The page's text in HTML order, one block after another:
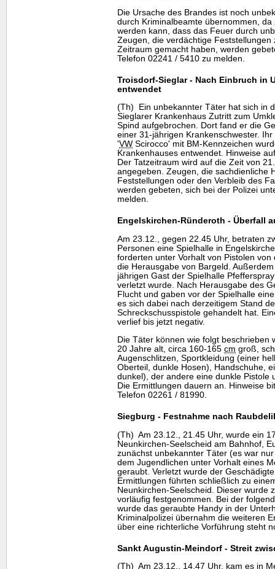
Die Ursache des Brandes ist noch
durch Kriminalbeamte übernommen,
werden kann, dass das Feuer durch
Zeugen, die verdächtige
Zeitraum gemacht haben, werden
Telefon 02241 / 5410 zu melden.
Troisdorf-Sieglar - Nach Einbruch in
entwendet
(Th) Ein unbekannter Täter hat sich in
Sieglarer Krankenhaus Zutritt zum
Spind aufgebrochen. Dort fand er die
einer 31-jährigen Krankenschwester.
'VW Scirocco' mit BM-Kennzeichen
Krankenhauses entwendet. Hinweise
Der Tatzeitraum wird auf die Zeit von
angegeben. Zeugen, die sachdienliche
Feststellungen oder den Verbleib des
werden gebeten, sich bei der Polizei
melden.
Engelskirchen-Ründeroth - Überfall
Am 23.12., gegen 22.45 Uhr, betraten
Personen eine Spielhalle in
forderten unter Vorhalt von Pistolen
die Herausgabe von Bargeld.
jährigen Gast der Spielhalle
verletzt wurde. Nach Herausgabe des
Flucht und gaben vor der Spielhalle
es sich dabei nach derzeitigem Stand
Schreckschusspistole gehandelt hat.
verlief bis jetzt negativ.
Die Täter können wie folgt
20 Jahre alt, circa 160-165 cm groß,
Augenschlitzen, Sportkleidung (einer
Oberteil, dunkle Hosen), Handschuhe,
dunkel), der andere eine dunkle Pistole
Die Ermittlungen dauern an. Hinweise
Telefon 02261 / 81990.
Siegburg - Festnahme nach
(Th) Am 23.12., 21.45 Uhr, wurde ein
Neunkirchen-Seelscheid am Bahnhof,
zunächst unbekannter Täter (es war
dem Jugendlichen unter Vorhalt eines
geraubt. Verletzt wurde der
Ermittlungen führten schließlich zu
Neunkirchen-Seelscheid. Dieser wurde
vorläufig festgenommen. Bei der
wurde das geraubte Handy in der
Kriminalpolizei übernahm die weiteren
über eine richterliche Vorführung steht
Sankt Augustin-Meindorf - Streit
(Th) Am 23.12., 14.47 Uhr, kam es in